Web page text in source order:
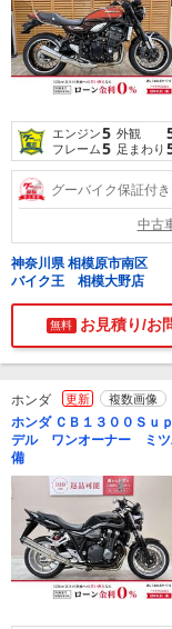
エンジン5 外観
フレーム5 足まわり
グーバイク保証付
中古
神奈川県 相模原市南区
バイク王 相模大野店
無料 お見積り/お
ホンダ 更新 複数画像
ホンダ ＣＢ１３００Ｓ
デル ワンオーナー ミツ
備